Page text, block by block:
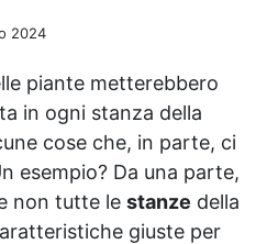
2024
piante metterebbero
in ogni stanza della
cose che, in parte, ci
esempio? Da una parte,
non tutte le stanze della
giuste per